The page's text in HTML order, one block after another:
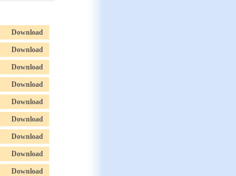
Download
Download
Download
Download
Download
Download
Download
Download
Download